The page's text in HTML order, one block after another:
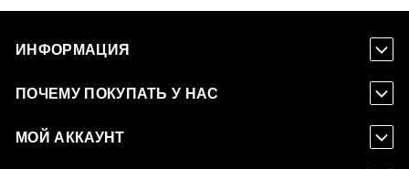
ИНФОРМАЦИЯ
ПОЧЕМУ ПОКУПАТЬ У НАС
МОЙ АККАУНТ